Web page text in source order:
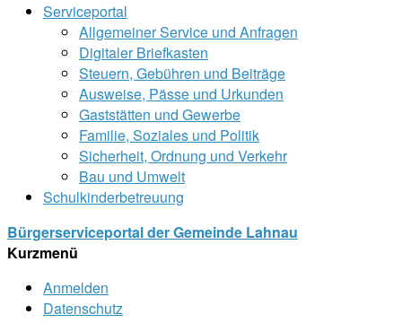
Serviceportal
Allgemeiner Service und Anfragen
Digitaler Briefkasten
Steuern, Gebühren und Beiträge
Ausweise, Pässe und Urkunden
Gaststätten und Gewerbe
Familie, Soziales und Politik
Sicherheit, Ordnung und Verkehr
Bau und Umwelt
Schulkinderbetreuung
Bürgerserviceportal der Gemeinde Lahnau
Kurzmenü
Anmelden
Datenschutz